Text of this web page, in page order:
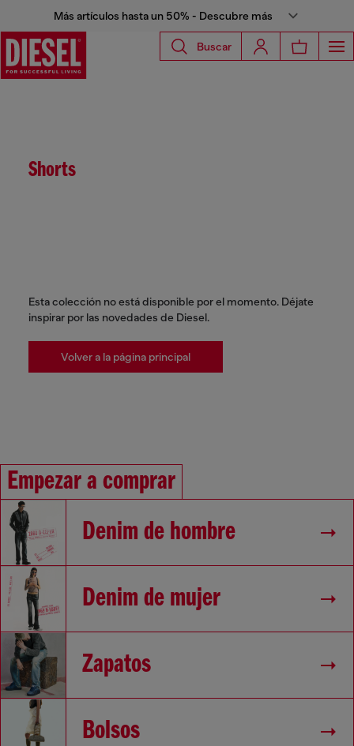
Más artículos hasta un 50% - Descubre más
Buscar
Shorts
Esta colección no está disponible por el momento. Déjate
inspirar por las novedades de Diesel.
Volver a la página principal
Empezar a comprar
Denim de hombre
Denim de mujer
Zapatos
Bolsos